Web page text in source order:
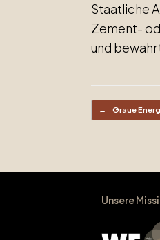
Staatliche
Zement-
und
← Graue
Unsere